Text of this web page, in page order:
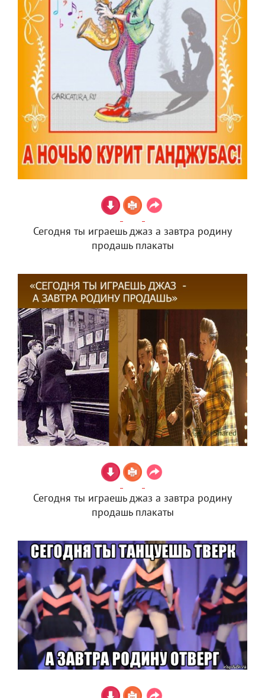
Сегодня ты играешь джаз а завтра родину
продашь плакаты
Сегодня ты играешь джаз а завтра родину
продашь плакаты